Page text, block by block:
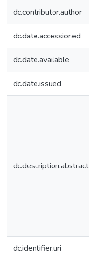
dc.contributor.author
dc.date.accessioned
dc.date.available
dc.date.issued
dc.description.abstract
dc.identifier.uri